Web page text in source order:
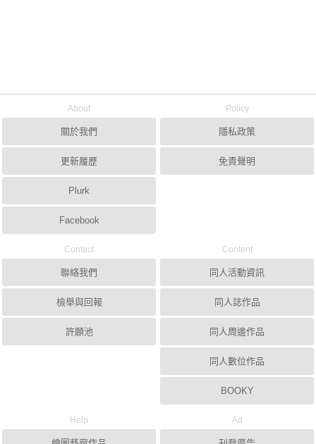
About
關於我們
更新履歷
Plurk
Facebook
Policy
隱私政策
免責聲明
Contact
聯絡我們
檢舉與回報
許願池
Content
同人活動資訊
同人誌作品
同人周邊作品
同人數位作品
BOOKY
Help Ad